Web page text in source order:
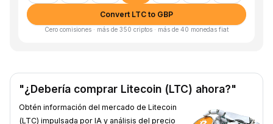
Convert LTC to GBP
Cero comisiones · más de 350 criptos · más de 40 monedas fiat
"¿Debería comprar Litecoin (LTC) ahora?"
Obtén información del mercado de Litecoin
(LTC) impulsada por IA y análisis del precio